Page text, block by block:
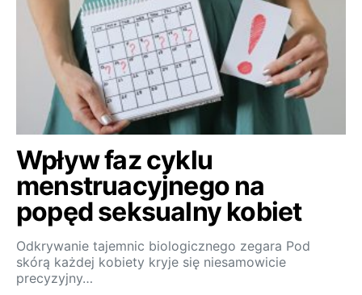
Wpływ faz cyklu
menstruacyjnego na
popęd seksualny kobiet
Odkrywanie tajemnic biologicznego zegara Pod
skórą każdej kobiety kryje się niesamowicie
precyzyjny…